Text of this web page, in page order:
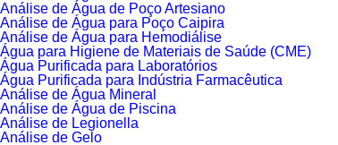
Análise de Água de Poço Artesiano
Análise de Água para Poço Caipira
Análise de Água para Hemodiálise
Água para Higiene de Materiais de Saúde (CME)
Água Purificada para Laboratórios
Água Purificada para Indústria Farmacêutica
Análise de Água Mineral
Análise de Água de Piscina
Análise de Legionella
Análise de Gelo